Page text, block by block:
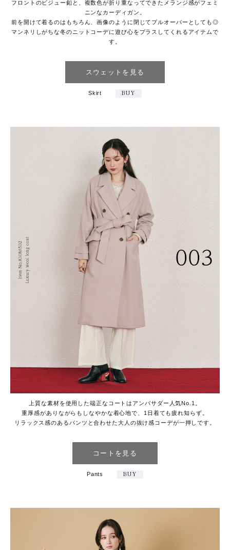
フロントのビジュー釦と、複数色が折り重なってできたメランジ感がフェミ
ニンなカーディガン。
前を開けて着るのはもちろん、画像のように閉じてプルオーバーとしても◎
マンネリしがちな冬のニットコーデに遊び心をプラスしてくれるアイテムで
す。
スウェットを見る
Skirt BUY
上質な素材を使用した端正なコートはアンバサダー人気No.1。
重厚感がありながらもしなやかな着心地で、1日着ても疲れ知らず。
リラックス感のあるパンツと合わせた大人の抜け感コーデが一押しです。
コートを見る
Pants BUY